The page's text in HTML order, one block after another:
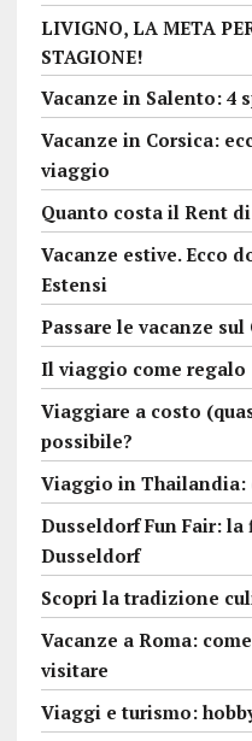
LIVIGNO, LA META
STAGIONE!
Vacanze in Salento: 4
Vacanze in Corsica:
viaggio
Quanto costa il Rent
Vacanze estive. Ecco
Estensi
Passare le vacanze sul
Il viaggio come regalo
Viaggiare a costo
possibile?
Viaggio in Thailandia:
Dusseldorf Fun Fair:
Dusseldorf
Scopri la tradizione
Vacanze a Roma:
visitare
Viaggi e turismo: